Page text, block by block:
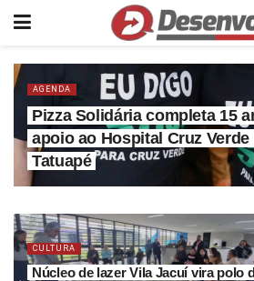
AGENDA
Pizza Solidária completa 15
apoio ao Hospital Cruz Verde
Tatuapé
CULTURA
Núcleo de lazer Vila Jacuí vira polo